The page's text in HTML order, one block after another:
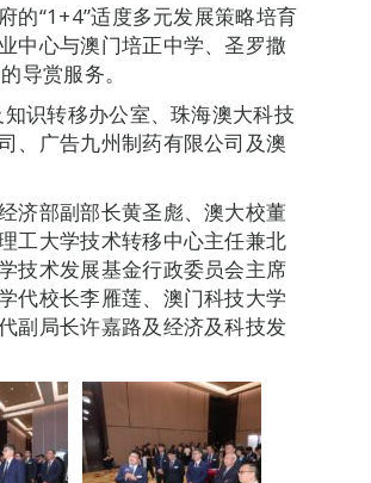
的“1+4”适度多元发展策略培育
中心与澳门培正中学、圣罗撒
导赏服务。
识转移办公室、珠海澳大科技
、广告九州制药有限公司及澳
济部副部长黄圣彪、澳大校董
工大学技术转移中心主任兼北
技术发展基金行政委员会主席
代校长李雁莲、澳门科技大学
副局长许嘉路及经济及科技发